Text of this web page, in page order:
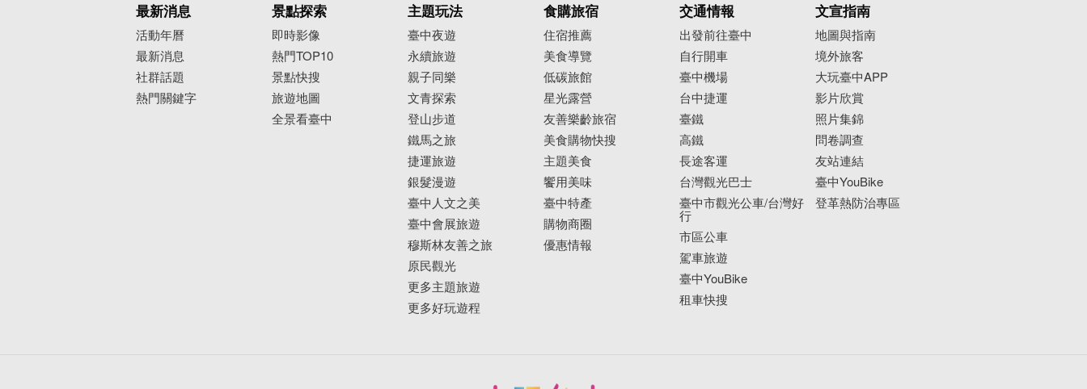
最新消息
活動年曆
最新消息
社群話題
熱門關鍵字
景點探索
即時影像
熱門TOP10
景點快搜
旅遊地圖
全景看臺中
主題玩法
臺中夜遊
永續旅遊
親子同樂
文青探索
登山步道
鐵馬之旅
捷運旅遊
銀髮漫遊
臺中人文之美
臺中會展旅遊
穆斯林友善之旅
原民觀光
更多主題旅遊
更多好玩遊程
食購旅宿
住宿推薦
美食導覽
低碳旅館
星光露營
友善樂齡旅宿
美食購物快搜
主題美食
饗用美味
臺中特產
購物商圈
優惠情報
交通情報
出發前往臺中
自行開車
臺中機場
台中捷運
臺鐵
高鐵
長途客運
台灣觀光巴士
臺中市觀光公車/台灣好
行
市區公車
駕車旅遊
臺中YouBike
租車快搜
文宣指南
地圖與指南
境外旅客
大玩臺中APP
影片欣賞
照片集錦
問卷調查
友站連結
臺中YouBike
登革熱防治專區